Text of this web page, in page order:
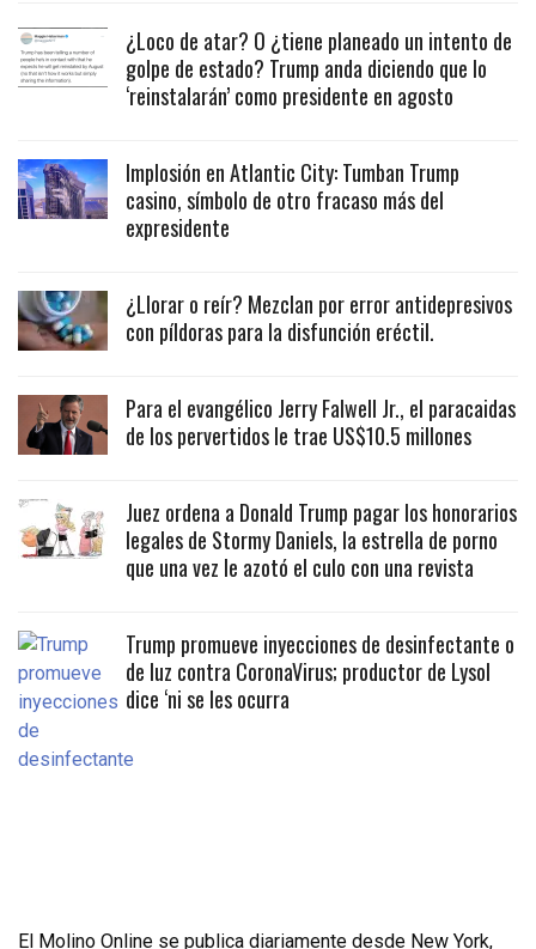
¿Loco de atar? O ¿tiene planeado un intento de
golpe de estado? Trump anda diciendo que lo
‘reinstalarán’ como presidente en agosto
Implosión en Atlantic City: Tumban Trump
casino, símbolo de otro fracaso más del
expresidente
¿Llorar o reír? Mezclan por error antidepresivos
con píldoras para la disfunción eréctil.
Para el evangélico Jerry Falwell Jr., el paracaidas
de los pervertidos le trae US$10.5 millones
Juez ordena a Donald Trump pagar los honorarios
legales de Stormy Daniels, la estrella de porno
que una vez le azotó el culo con una revista
Trump promueve inyecciones de desinfectante o
de luz contra CoronaVirus; productor de Lysol
dice ‘ni se les ocurra
El Molino Online se publica diariamente desde New York,